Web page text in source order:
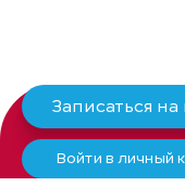
Записаться
Войти в личный